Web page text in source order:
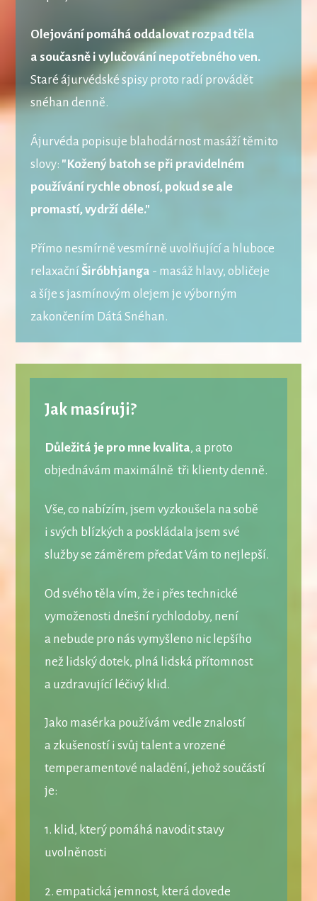
Olejování pomáhá oddalovat rozpad těla
a současně i vylučování nepotřebného ven.
Staré ájurvédské spisy proto radí provádět
snéhan denně.
Ájurvéda popisuje blahodárnost masáží těmito
slovy: "Kožený batoh se při pravidelném
používání rychle obnosí, pokud se ale
promastí, vydrží déle."
Přímo nesmírně vesmírně uvolňující a hluboce
relaxačníŠiróbhjanga - masáž hlavy, obličeje
a šíje s jasmínovým olejem je výborným
zakončením Dátá Snéhan.
Jak masíruji?
Důležitá je pro mne kvalita, a proto
objednávám maximálně tři klienty denně.
Vše, co nabízím, jsem vyzkoušela na sobě
i svých blízkých a poskládala jsem své
služby se záměrem předat Vám to nejlepší.
Od svého těla vím, že i přes technické
vymoženosti dnešní rychlodoby, není
a nebude pro nás vymyšleno nic lepšího
než lidský dotek, plná lidská přítomnost
a uzdravující léčivý klid.
Jako masérka používám vedle znalostí
a zkušeností i svůj talent a vrozené
temperamentové naladění, jehož součástí
je:
1. klid, který pomáhá navodit stavy
uvolněnosti
2. empatická jemnost, která dovede